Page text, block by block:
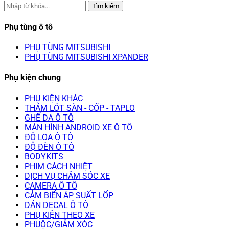
Tìm kiếm
Phụ tùng ô tô
PHỤ TÙNG MITSUBISHI
PHỤ TÙNG MITSUBISHI XPANDER
Phụ kiện chung
PHỤ KIỆN KHÁC
THẢM LÓT SÀN - CỐP - TAPLO
GHẾ DA Ô TÔ
MÀN HÌNH ANDROID XE Ô TÔ
ĐỘ LOA Ô TÔ
ĐỘ ĐÈN Ô TÔ
BODYKITS
PHIM CÁCH NHIỆT
DỊCH VỤ CHĂM SÓC XE
CAMERA Ô TÔ
CẢM BIẾN ÁP SUẤT LỐP
DÁN DECAL Ô TÔ
PHỤ KIỆN THEO XE
PHUỘC/GIẢM XÓC